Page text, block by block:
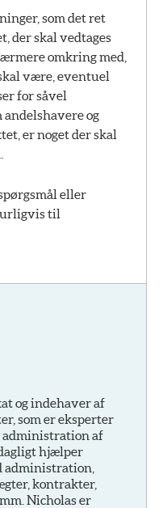
som det ret
der skal vedtages
omkring med,
være, eventuel
for såvel
og
er noget der skal
eller
til
og indehaver af
som er eksperter
administration af
hjælper
administration,
kontrakter,
Nicholas er